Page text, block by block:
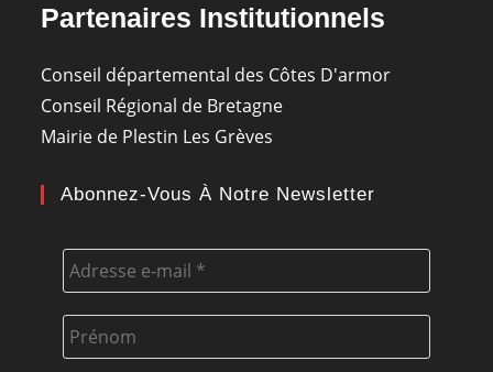
Partenaires Institutionnels
Conseil départemental des Côtes D'armor
Conseil Régional de Bretagne
Mairie de Plestin Les Grèves
Abonnez-Vous À Notre Newsletter